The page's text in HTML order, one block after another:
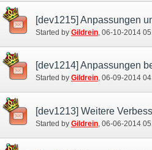
Started by Gildrein‎, 06-10-2014
Started by Gildrein‎, 06-09-2014
Started by Gildrein ‎, 06-06-2014